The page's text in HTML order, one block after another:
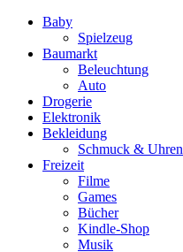
Baby
Spielzeug
Baumarkt
Beleuchtung
Auto
Drogerie
Elektronik
Bekleidung
Schmuck & Uhren
Freizeit
Filme
Games
Bücher
Kindle-Shop
Musik